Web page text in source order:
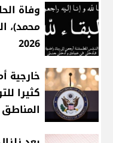
وفاة
2026
خارجية
كثيرا